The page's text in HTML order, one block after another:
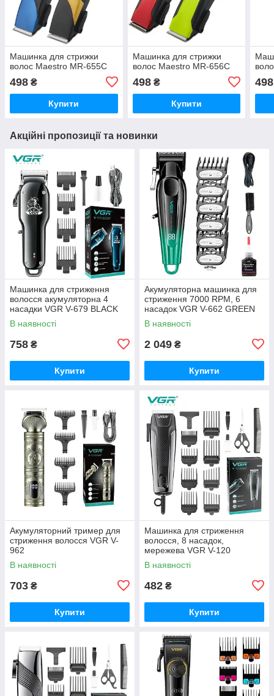
Машинка для стрижки
волос Maestro MR-655C
498 ₴
Купити
Машинка для стрижки
волос Maestro MR-656C
498₴
Купити
498
Акційні пропозиції та новинки
Машинка для стриження
волосся акумуляторна 4
насадки VGR V-679 BLACK
В наявності
758 ₴
Купити
Акумуляторна машинка для
стриження 7000 RPM, 6
насадок VGR V-662 GREEN
В наявності
2 049 ₴
Купити
Акумуляторний тример для
стриження волосся VGR V-
962
В наявності
703 ₴
Купити
Машинка для стриження
волосся, 8 насадок,
мережева VGR V-120
В наявності
482 ₴
Купити